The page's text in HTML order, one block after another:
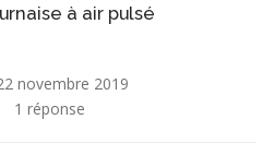
à air pulsé
novembre 2019
1 réponse